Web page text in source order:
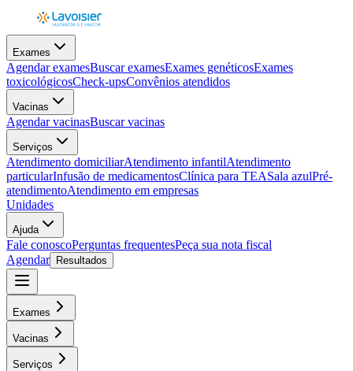
Exames
Agendar examesBuscar examesExames genéticosExames
toxicológicosCheck-upsConvênios atendidos
Vacinas
Agendar vacinasBuscar vacinas
Serviços
Atendimento domiciliarAtendimento infantilAtendimento
particularInfusão de medicamentosClínica para TEASala azulPré-
atendimentoAtendimento em empresas
Unidades
Ajuda
Fale conoscoPerguntas frequentesPeça sua nota fiscal
Agendar
Resultados
Exames
Vacinas
Serviços